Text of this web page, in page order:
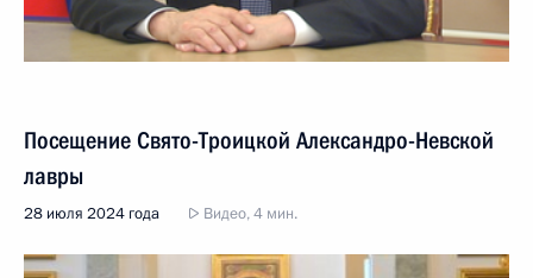
Посещение Свято-Троицкой Александро-Невской
лавры
28 июля 2024 года Видео, 4 мин.